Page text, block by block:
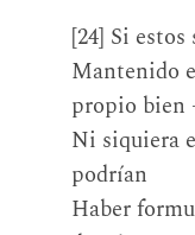
[24] Si
Mantenido
propio bien
Ni siquiera
podrían
Haber